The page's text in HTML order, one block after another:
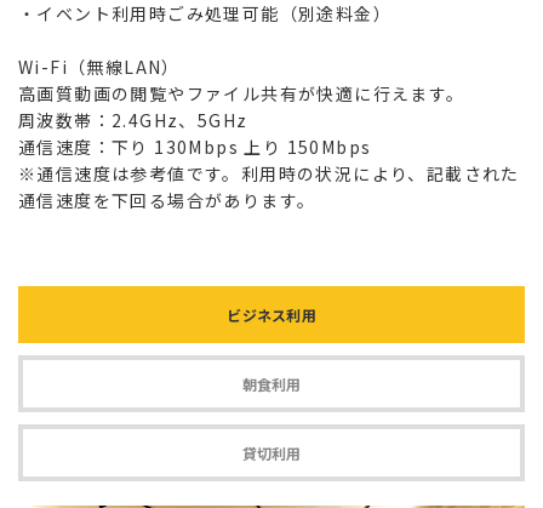
・イベント利用時ごみ処理可能（別途料金）
Wi-Fi（無線LAN）
高画質動画の閲覧やファイル共有が快適に行えます。
周波数帯：2.4GHz、5GHz
通信速度：下り 130Mbps 上り 150Mbps
※通信速度は参考値です。利用時の状況により、記載された
通信速度を下回る場合があります。
ビジネス利用
朝食利用
貸切利用